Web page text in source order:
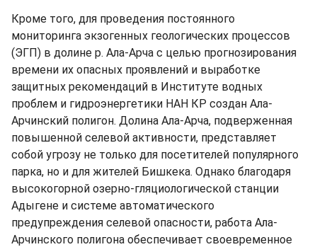
Кроме того, для проведения постоянного
мониторинга экзогенных геологических процессов
(ЭГП) в долине р. Ала-Арча с целью прогнозирования
времени их опасных проявлений и выработке
защитных рекомендаций в Институте водных
проблем и гидроэнергетики НАН КР создан Ала-
Арчинский полигон. Долина Ала-Арча, подверженная
повышенной селевой активности, представляет
собой угрозу не только для посетителей популярного
парка, но и для жителей Бишкека. Однако благодаря
высокогорной озерно-гляциологической станции
Адыгене и системе автоматического
предупреждения селевой опасности, работа Ала-
Арчинского полигона обеспечивает своевременное